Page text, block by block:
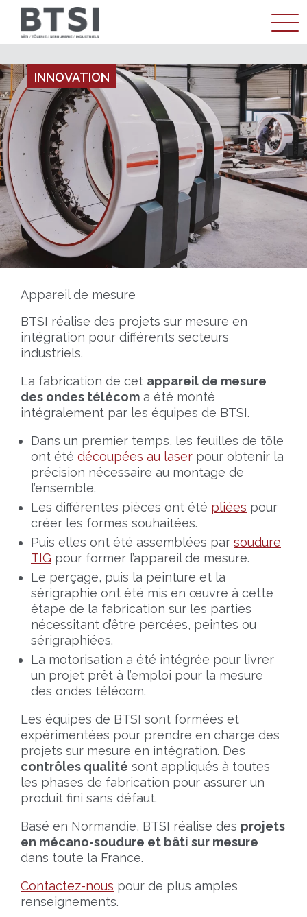
ENTREPRISE
MÉTIER
RÉALISATIONS
ACTUALITÉS
CONTACT
INNOVATION
Appareil de mesure
BTSI réalise des projets sur mesure en
intégration pour différents secteurs
industriels.
La fabrication de cet appareil de mesure
des ondes télécom a été monté
intégralement par les équipes de BTSI.
Dans un premier temps, les feuilles de tôle
ont été découpées au laser pour obtenir la
précision nécessaire au montage de
l’ensemble.
Les différentes pièces ont été pliées pour
créer les formes souhaitées.
Puis elles ont été assemblées par soudure
TIG pour former l’appareil de mesure.
Le perçage, puis la peinture et la
sérigraphie ont été mis en œuvre à cette
étape de la fabrication sur les parties
nécessitant d’être percées, peintes ou
sérigraphiées.
La motorisation a été intégrée pour livrer
un projet prêt à l’emploi pour la mesure
des ondes télécom.
Les équipes de BTSI sont formées et
expérimentées pour prendre en charge des
projets sur mesure en intégration. Des
contrôles qualité sont appliqués à toutes
les phases de fabrication pour assurer un
produit fini sans défaut.
Basé en Normandie, BTSI réalise des projets
en mécano-soudure et bâti sur mesure
dans toute la France.
Contactez-nous pour de plus amples
renseignements.